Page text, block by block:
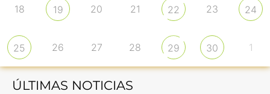
18 19 20 21 22 23 24
25 26 27 28 29 30 1
ÚLTIMAS NOTICIAS